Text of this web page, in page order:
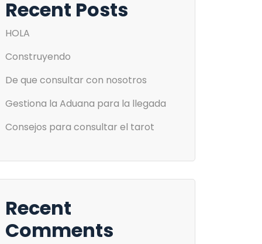
Recent Posts
HOLA
Construyendo
De que consultar con nosotros
Gestiona la Aduana para la llegada
Consejos para consultar el tarot
Recent
Comments